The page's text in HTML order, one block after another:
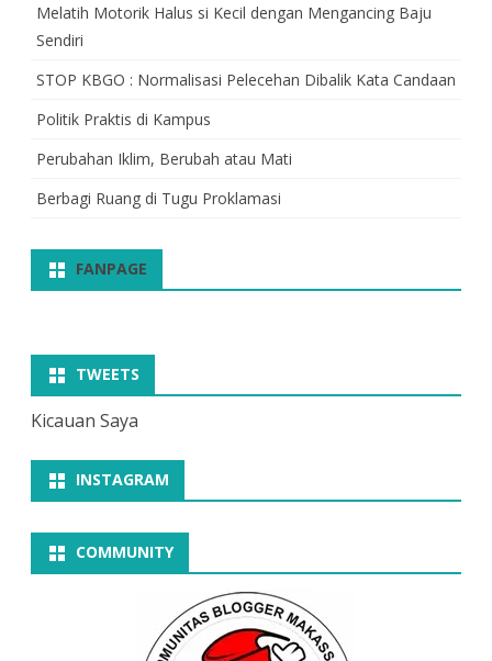
Melatih Motorik Halus si Kecil dengan Mengancing Baju
Sendiri
STOP KBGO : Normalisasi Pelecehan Dibalik Kata Candaan
Politik Praktis di Kampus
Perubahan Iklim, Berubah atau Mati
Berbagi Ruang di Tugu Proklamasi
FANPAGE
TWEETS
Kicauan Saya
INSTAGRAM
COMMUNITY